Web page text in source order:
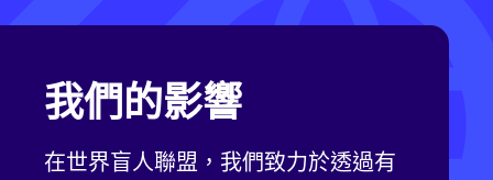
我們的影響
在世界盲人聯盟，我們致力於透過有